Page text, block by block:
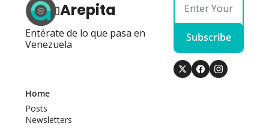
Arepita
Entérate de lo que pasa en
Venezuela
Subscribe
Home
Posts
Newsletters